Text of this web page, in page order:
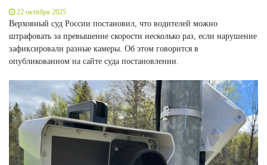
22 октября 2025
Верховный суд России постановил, что водителей можно
штрафовать за превышение скорости несколько раз, если нарушение
зафиксировали разные камеры. Об этом говорится в
опубликованном на сайте суда постановлении.